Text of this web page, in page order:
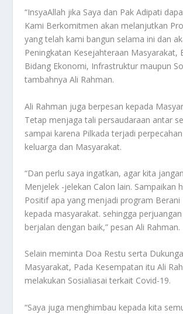
“InsyaAllah jika Saya dan Pak Adipati
Kami Berkomitmen akan melanjutkan
yang telah kami bangun selama ini dan
Peningkatan Kesejahteraan Masyarakat,
Bidang Ekonomi, Infrastruktur maupun
tambahnya Ali Rahman.
Ali Rahman juga berpesan kepada
Tetap menjaga tali persaudaraan antar
sampai karena Pilkada terjadi
keluarga dan Masyarakat.
“Dan perlu saya ingatkan, agar kita
Menjelek -jelekan Calon lain. Sampaikan
Positif apa yang menjadi program Berani
kepada masyarakat. sehingga
berjalan dengan baik,” pesan Ali Rahman.
Selain meminta Doa Restu serta
Masyarakat, Pada Kesempatan itu Ali
melakukan Sosialiasai terkait Covid-19.
“Saya juga menghimbau kepada kita